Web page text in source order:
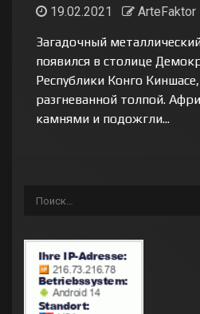
19.02.2021
ArteFaktor
Загадочный
появился в столице
Республики Конго
разгневанной толпой.
камнями и подожгли...